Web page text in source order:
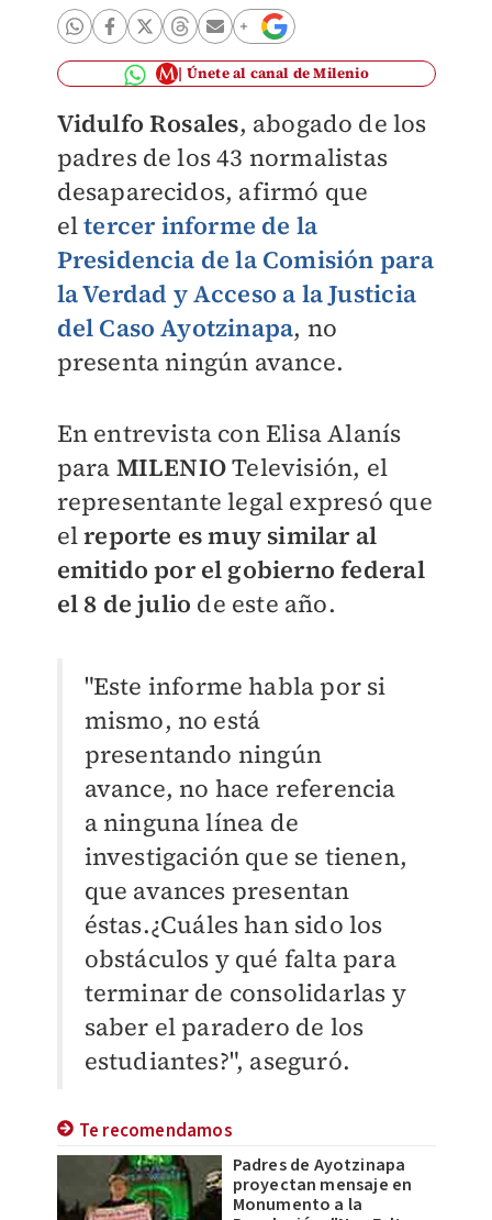
Únete al canal de Milenio
Vidulfo Rosales, abogado de los
padres de los 43 normalistas
desaparecidos, afirmó que
eltercer informe de la
Presidencia de la Comisión para
la Verdad y Acceso a la Justicia
del Caso Ayotzinapa, no
presenta ningún avance.
En entrevista con Elisa Alanís
para MILENIOTelevisión, el
representante legal expresó que
elreporte es muy similar al
emitido por el gobierno federal
el 8 de julio de este año.
"Este informe habla por si
mismo, no está
presentando ningún
avance, no hace referencia
a ninguna línea de
investigación que se tienen,
que avances presentan
éstas.¿Cuáles han sido los
obstáculos y qué falta para
terminar de consolidarlas y
saber el paradero de los
estudiantes?", aseguró.
Te recomendamos
Padres de Ayotzinapa
proyectan mensaje en
Monumento a la